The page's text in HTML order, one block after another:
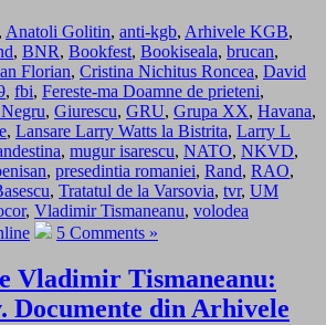
, Anatoli Golitin, anti-kgb, Arhivele KGB,
, BNR, Bookfest, Bookiseala, brucan,
Florian, Cristina Nichitus Roncea, David
, fbi, Fereste-ma Doamne de prieteni,
, Giurescu, GRU, Grupa XX, Havana,
, Lansare Larry Watts la Bistrita, Larry L
, mugur isarescu, NATO, NKVD,
, presedintia romaniei, Rand, RAO,
, Tratatul de la Varsovia, tvr, UM
, Vladimir Tismaneanu, volodea
5 Comments »
Vladimir Tismaneanu:
Documente din Arhivele